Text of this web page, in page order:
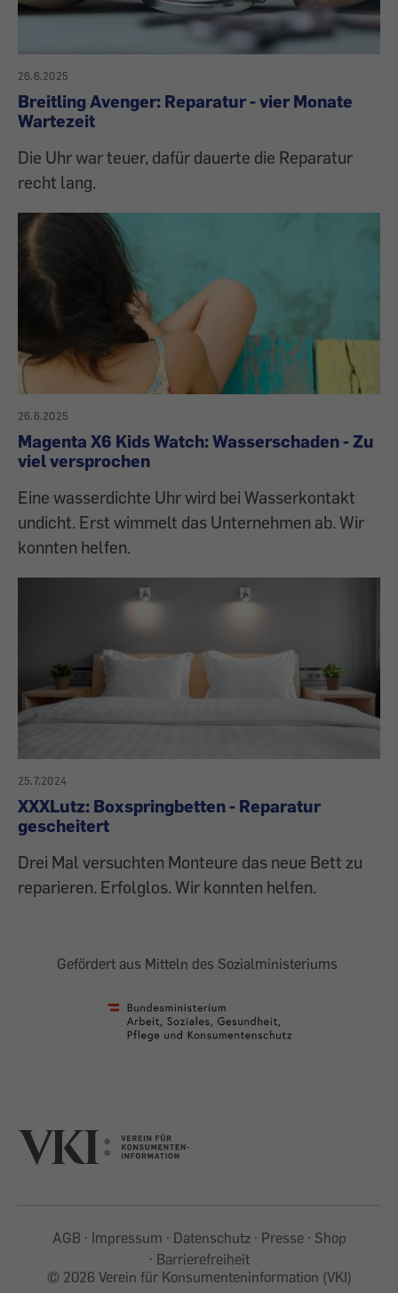
26.6.2025
Breitling Avenger: Reparatur - vier Monate
Wartezeit
Die Uhr war teuer, dafür dauerte die Reparatur
recht lang.
26.6.2025
Magenta X6 Kids Watch: Wasserschaden - Zu
viel versprochen
Eine wasserdichte Uhr wird bei Wasserkontakt
undicht. Erst wimmelt das Unternehmen ab. Wir
konnten helfen.
25.7.2024
XXXLutz: Boxspringbetten - Reparatur
gescheitert
Drei Mal versuchten Monteure das neue Bett zu
reparieren. Erfolglos. Wir konnten helfen.
Gefördert aus Mitteln des Sozialministeriums
AGB Impressum Datenschutz Presse
Shop
Barrierefreiheit
© 2026 Verein für Konsumenteninformation (VKI)